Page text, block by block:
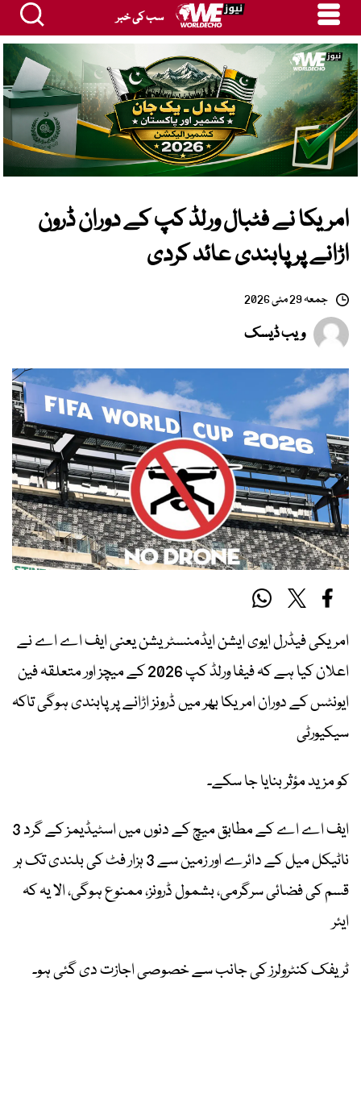
سب کی خبر
امریکا نے فٹبال ورلڈ کپ کے دوران ڈرون
اڑانے پر پابندی عائد کردی
جمعہ 29 مئی 2026
ویب ڈیسک
امریکی فیڈرل ایوی ایشن ایڈمنسٹریشن یعنی ایف اے اے نے
اعلان کیا ہے کہ فیفا ورلڈ کپ 2026 کے میچز اور متعلقہ فین
ایونٹس کے دوران امریکا بھر میں ڈرونز اڑانے پر پابندی ہوگی تاکہ
سیکیورٹی
کو مزید مؤثر بنایا جا سکے۔
ایف اے اے کے مطابق میچ کے دنوں میں اسٹیڈیمز کے گرد 3
ناٹیکل میل کے دائرے اور زمین سے 3 ہزار فٹ کی بلندی تک ہر
قسم کی فضائی سرگرمی، بشمول ڈرونز، ممنوع ہوگی، الا یہ کہ
ایئر
ٹریفک کنٹرولرز کی جانب سے خصوصی اجازت دی گئی ہو۔